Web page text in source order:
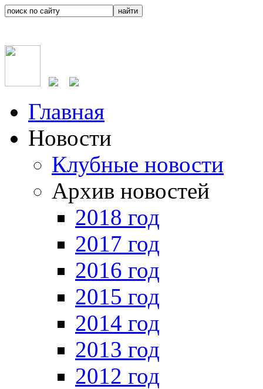
Главная
Новости
Клубные новости
Архив новостей
2018 год
2017 год
2016 год
2015 год
2014 год
2013 год
2012 год